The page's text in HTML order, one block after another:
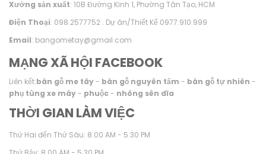
Xưởng sản xuất: 10B Đường Kinh 1, Phường Tân Tạo, HCM
Điện Thoại: 098.2577752 . Dự án/Thiết Kế 0977.910.999
Email: bangometay@gmail.com
MẠNG XÃ HỘI FACEBOOK
Liên kết:bàn gỗ me tây- bàn gỗ nguyên tấm - bàn gỗ tự nhiên -
phụ tùng xe máy- phuộc- nhông sên dĩa
THỜI GIAN LÀM VIỆC
Thứ Hai đến Thứ Sáu: 8.00 AM - 5.30 PM